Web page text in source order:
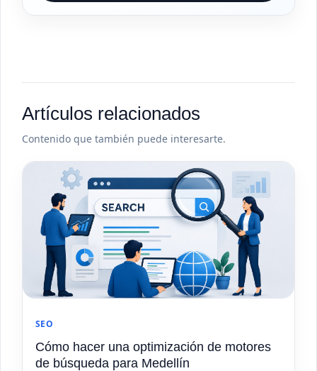
Artículos relacionados
Contenido que también puede interesarte.
SEO
Cómo hacer una optimización de motores
de búsqueda para Medellín